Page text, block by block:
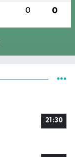
0 0
21:30